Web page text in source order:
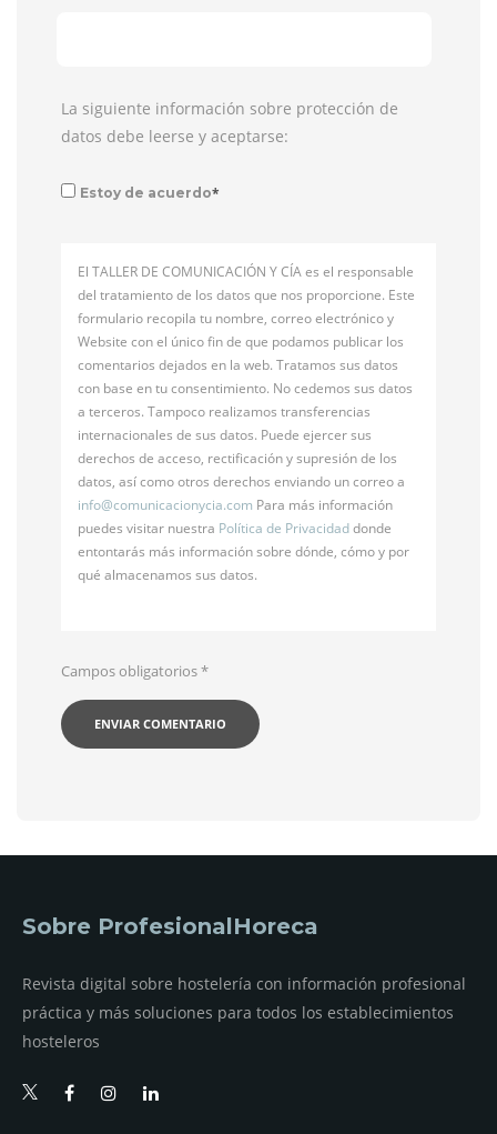
La siguiente información sobre protección de
datos debe leerse y aceptarse:
Estoy de acuerdo*
El TALLER DE COMUNICACIÓN Y CÍA es el responsable
del tratamiento de los datos que nos proporcione. Este
formulario recopila tu nombre, correo electrónico y
Website con el único fin de que podamos publicar los
comentarios dejados en la web. Tratamos sus datos
con base en tu consentimiento. No cedemos sus datos
a terceros. Tampoco realizamos transferencias
internacionales de sus datos. Puede ejercer sus
derechos de acceso, rectificación y supresión de los
datos, así como otros derechos enviando un correo a
info@comunicacionycia.com Para más información
puedes visitar nuestra Política de Privacidaddonde
entontarás más información sobre dónde, cómo y por
qué almacenamos sus datos.
Campos obligatorios*
Sobre ProfesionalHoreca
Revista digital sobre hostelería con información profesional
práctica y más soluciones para todos los establecimientos
hosteleros